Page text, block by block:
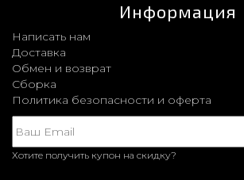
Информация
Написать нам
Доставка
Обмен и возврат
Сборка
Политика безопасности и оферта
Хотите получить купон на скидку?